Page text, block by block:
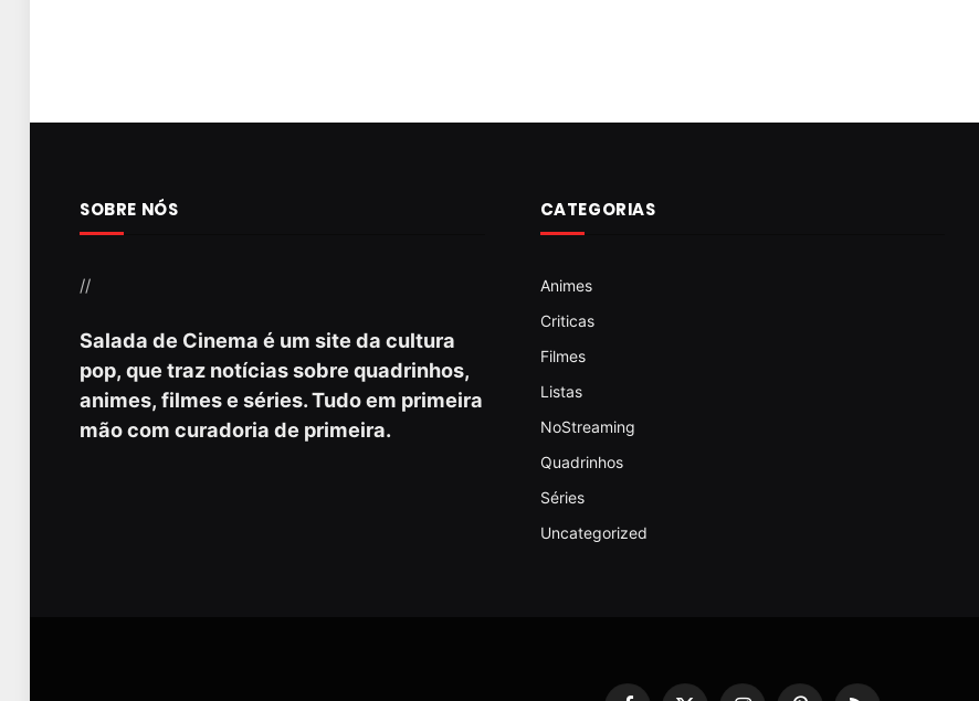
SOBRE NÓS
//
Salada de Cinema é um site da cultura
pop, que traz notícias sobre quadrinhos,
animes, filmes e séries. Tudo em primeira
mão com curadoria de primeira.
CATEGORIAS
Animes
Criticas
Filmes
Listas
NoStreaming
Quadrinhos
Séries
Uncategorized